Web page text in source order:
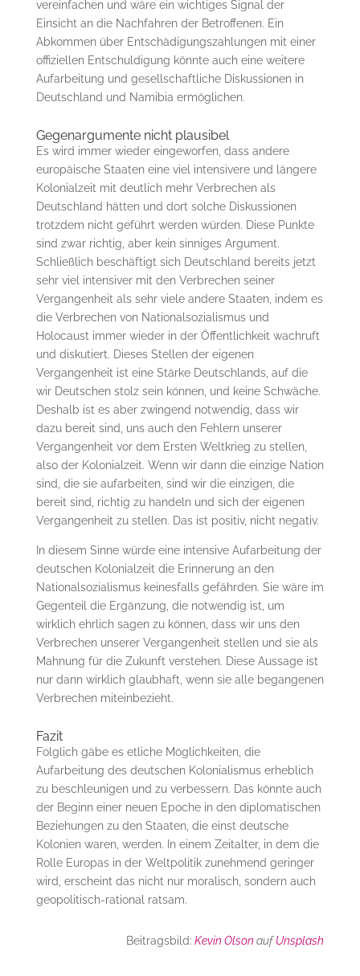
vereinfachen und wäre ein wichtiges Signal der
Einsicht an die Nachfahren der Betroffenen. Ein
Abkommen über Entschädigungszahlungen mit einer
offiziellen Entschuldigung könnte auch eine weitere
Aufarbeitung und gesellschaftliche Diskussionen in
Deutschland und Namibia ermöglichen.
Gegenargumente nicht plausibel
Es wird immer wieder eingeworfen, dass andere
europäische Staaten eine viel intensivere und längere
Kolonialzeit mit deutlich mehr Verbrechen als
Deutschland hätten und dort solche Diskussionen
trotzdem nicht geführt werden würden. Diese Punkte
sind zwar richtig, aber kein sinniges Argument.
Schließlich beschäftigt sich Deutschland bereits jetzt
sehr viel intensiver mit den Verbrechen seiner
Vergangenheit als sehr viele andere Staaten, indem es
die Verbrechen von Nationalsozialismus und
Holocaust immer wieder in der Öffentlichkeit wachruft
und diskutiert. Dieses Stellen der eigenen
Vergangenheit ist eine Stärke Deutschlands, auf die
wir Deutschen stolz sein können, und keine Schwäche.
Deshalb ist es aber zwingend notwendig, dass wir
dazu bereit sind, uns auch den Fehlern unserer
Vergangenheit vor dem Ersten Weltkrieg zu stellen,
also der Kolonialzeit. Wenn wir dann die einzige Nation
sind, die sie aufarbeiten, sind wir die einzigen, die
bereit sind, richtig zu handeln und sich der eigenen
Vergangenheit zu stellen. Das ist positiv, nicht negativ.
In diesem Sinne würde eine intensive Aufarbeitung der
deutschen Kolonialzeit die Erinnerung an den
Nationalsozialismus keinesfalls gefährden. Sie wäre im
Gegenteil die Ergänzung, die notwendig ist, um
wirklich ehrlich sagen zu können, dass wir uns den
Verbrechen unserer Vergangenheit stellen und sie als
Mahnung für die Zukunft verstehen. Diese Aussage ist
nur dann wirklich glaubhaft, wenn sie alle begangenen
Verbrechen miteinbezieht.
Fazit
Folglich gäbe es etliche Möglichkeiten, die
Aufarbeitung des deutschen Kolonialismus erheblich
zu beschleunigen und zu verbessern. Das könnte auch
der Beginn einer neuen Epoche in den diplomatischen
Beziehungen zu den Staaten, die einst deutsche
Kolonien waren, werden. In einem Zeitalter, in dem die
Rolle Europas in der Weltpolitik zunehmend geringer
wird, erscheint das nicht nur moralisch, sondern auch
geopolitisch-rational ratsam.
Beitragsbild: Kevin Olson aufUnsplash